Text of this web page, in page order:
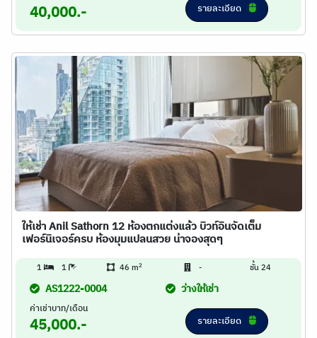
40,000.- รายละเอียด
ให้เช่า Anil Sathorn 12 ห้องตกแต่งแล้ว บิวท์อินจัดเต็ม
เฟอร์นิเจอร์ครบ ห้องมุมแปลนสวย น่าจองสุดๆ
1 1 46 m2 - ชั้น 24
AS1222-0004 ว่างให้เช่า
ค่าเช่าบาท/เดือน
45,000.- รายละเอียด